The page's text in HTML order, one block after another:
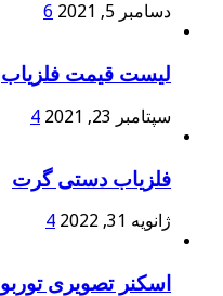
دسامبر 5, 2021 6
لیست قیمت فلزیاب
سپتامبر 23, 2021 4
فلزیاب دستی گرت
ژانویه 31, 2022 4
اسکنر تصویری توربو ۲۰۰۰۰